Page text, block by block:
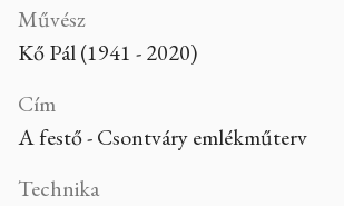
Művész
Kő Pál (1941 - 2020)
Cím
A festő - Csontváry emlékműterv
Technika